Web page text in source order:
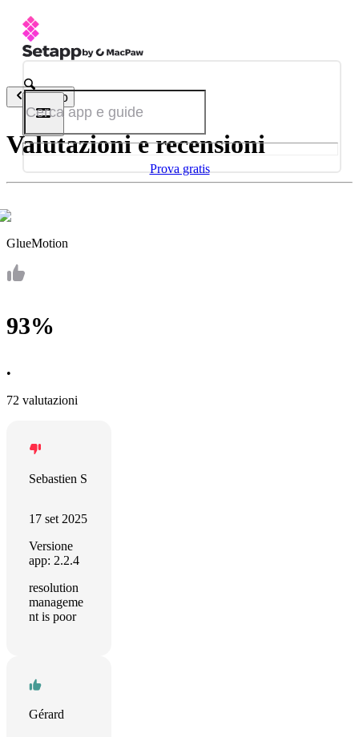
Prova gratis
Indietro
Valutazioni e recensioni
GlueMotion
93%
•
72 valutazioni
Sebastien S
17 set 2025
Versione
app: 2.2.4
resolution
manageme
nt is poor
Gérard